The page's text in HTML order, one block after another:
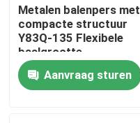
Huis
Producten
Metalen balenpers met
compacte structuur
Y83Q-135 Flexibele
baalgrootte
Ruimtebesparend
ontwerp Laag
energieverbruik
Aanvraag sturen